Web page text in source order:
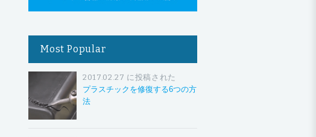
Most Popular
2017.02.27 に投稿された
プラスチックを修復する6つの方
法